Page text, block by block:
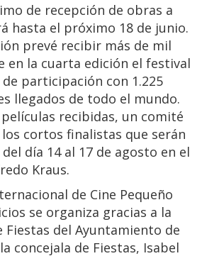
de recepción de obras a
hasta el próximo 18 de junio.
prevé recibir más de mil
en la cuarta edición el festival
participación con 1.225
llegados de todo el mundo.
recibidas, un comité
cortos finalistas que serán
día 14 al 17 de agosto en el
Kraus.
de Cine Pequeño
se organiza gracias a la
Fiestas del Ayuntamiento de
concejala de Fiestas, Isabel